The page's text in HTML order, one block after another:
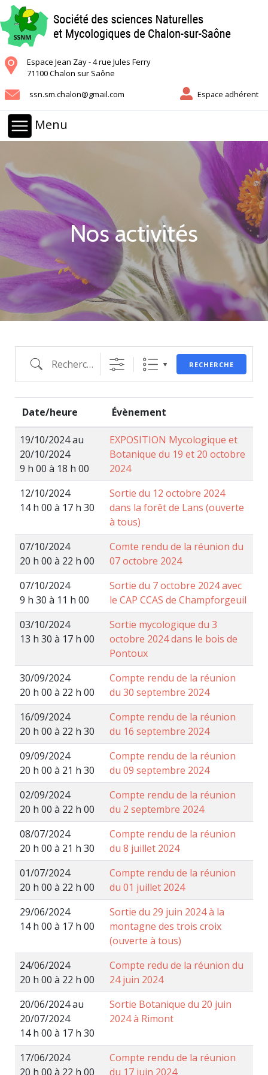
Espace Jean Zay - 4 rue Jules Ferry
71100 Chalon sur Saône
ssn.sm.chalon@gmail.com
Espace adhérent
Menu
Nos activités
RECHERCHE
Date/heure Évènement
19/10/2024 au
20/10/2024
9 h 00 à 18 h 00
EXPOSITION Mycologique et
Botanique du 19 et 20 octobre
2024
12/10/2024
14 h 00 à 17 h 30
Sortie du 12 octobre 2024
dans la forêt de Lans (ouverte
à tous)
07/10/2024
20 h 00 à 22 h 00
Comte rendu de la réunion du
07 octobre 2024
07/10/2024
9 h 30 à 11 h 00
Sortie du 7 octobre 2024 avec
le CAP CCAS de Champforgeuil
03/10/2024
13 h 30 à 17 h 00
Sortie mycologique du 3
octobre 2024 dans le bois de
Pontoux
30/09/2024
20 h 00 à 22 h 00
Compte rendu de la réunion
du 30 septembre 2024
16/09/2024
20 h 00 à 22 h 30
Compte rendu de la réunion
du 16 septembre 2024
09/09/2024
20 h 00 à 21 h 30
Compte rendu de la réunion
du 09 septembre 2024
02/09/2024
20 h 00 à 22 h 00
Compte rendu de la réunion
du 2 septembre 2024
08/07/2024
20 h 00 à 21 h 30
Compte rendu de la réunion
du 8 juillet 2024
01/07/2024
20 h 00 à 22 h 00
Compte rendu de la réunion
du 01 juillet 2024
29/06/2024
14 h 00 à 17 h 00
Sortie du 29 juin 2024 à la
montagne des trois croix
(ouverte à tous)
24/06/2024
20 h 00 à 22 h 00
Compte redu de la réunion du
24 juin 2024
20/06/2024 au
20/07/2024
14 h 00 à 17 h 30
Sortie Botanique du 20 juin
2024 à Rimont
17/06/2024
20 h 00 à 22 h 00
Compte rendu de la réunion
du 17 juin 2024